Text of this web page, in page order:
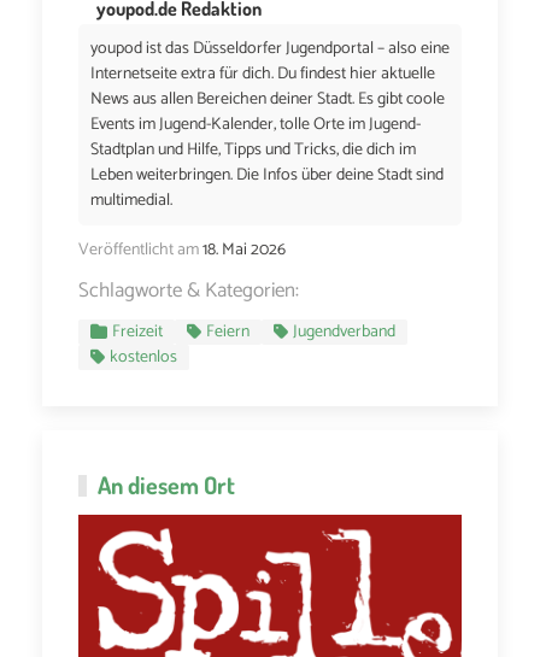
youpod.de Redaktion
youpod ist das Düsseldorfer Jugendportal – also eine
Internetseite extra für dich. Du findest hier aktuelle
News aus allen Bereichen deiner Stadt. Es gibt coole
Events im Jugend-Kalender, tolle Orte im Jugend-
Stadtplan und Hilfe, Tipps und Tricks, die dich im
Leben weiterbringen. Die Infos über deine Stadt sind
multimedial.
Veröffentlicht am18. Mai 2026
Schlagworte & Kategorien:
Freizeit Feiern
Jugendverband
kostenlos
An diesem Ort